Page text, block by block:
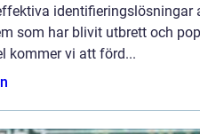
identifieringslösningar
som har blivit utbrett och
kommer vi att förd...